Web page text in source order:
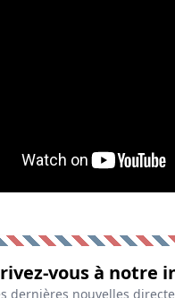
vous à notre
dernières nouvelles